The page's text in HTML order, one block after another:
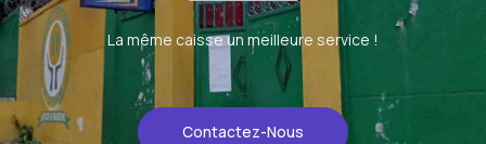
La même caisse un meilleure service !
Contactez-Nous